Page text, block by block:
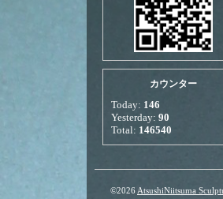
カウンター
Today: 146
Yesterday: 90
Total: 146540
©2026 AtsushiNiitsuma